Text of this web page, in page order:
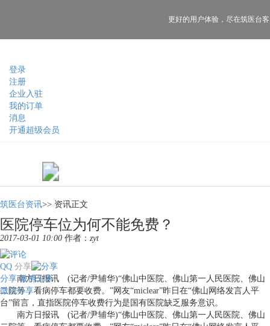
登录
注册
企业入驻
我的订单
消息
开通超级会员
更好的用户体验， 尽在筑医台
筑医台资讯>> 资讯正文
医院停车位为何不能免费？
2017-03-01 10:00 作者： zyt
分享
QQ
分享 微博分享
微信分享
南方日报讯 (记者/尹辅华)“佛山中医院、佛山第一人民医院、佛山
二院等，看病停车都要收费。”网友“miclear”昨日在“佛山网络发言人平
台”留言，直指医院停车收费行为是国有医院缺乏服务意识。
南方日报讯 (记者/尹辅华)“佛山中医院、佛山第一人民医院、佛山